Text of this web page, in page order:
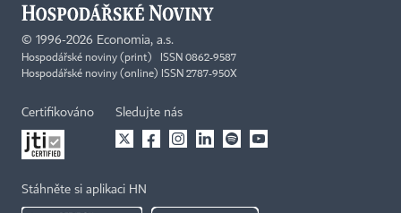
© 1996-2026 Economia, a.s.
Hospodářské noviny (print) ISSN 0862-9587
Hospodářské noviny (online) ISSN 2787-950X
Certifikováno Sledujte nás
Stáhněte si aplikaci HN